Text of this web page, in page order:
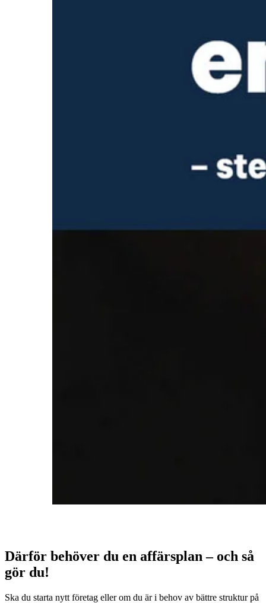
Därför behöver du en affärsplan – och så
gör du!
Ska du starta nytt företag eller om du är i behov av bättre struktur på